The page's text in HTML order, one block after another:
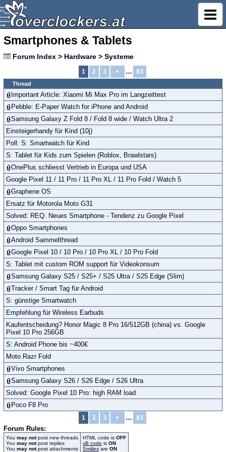
Smartphones & Tablets
Forum Index > Hardware > Systeme
1 2 3 … 83
Thread
Important Article: Xiaomi Mi Max Pro im Langzeittest
Pebble: E-Paper Watch for iPhone and Android
Samsung Galaxy Z Fold 8 / Fold 8 wide / Watch Ultra 2
Einsteigerhandy für Kind (10j)
Poll: S: Smartwatch für Kind
S: Tablet für Kids zum Spielen (Roblox, Brawlstars)
OnePlus schliesst Vertrieb in Europa und USA
Google Pixel 11 / 11 Pro / 11 Pro XL / 11 Pro Fold / Watch 5
Graphene OS
Ersatz für Motorola Moto G31
Solved: REQ: Neues Smartphone - Tendenz zu Google Pixel
Oppo Smartphones
Android Sammelthread
Google Pixel 10 / 10 Pro / 10 Pro XL / 10 Pro Fold
S: Tablet mit custom ROM support für Videokonsum
Samsung Galaxy S25 / S25+ / S25 Ultra / S25 Edge (Slim)
Tracker / Smart Tag für Android
S: günstige Smartwatch
Empfehlung für Wireless Earbuds
Kaufentscheidung? Honor Magic 8 Pro 16/512GB (china) vs. Google
Pixel 10 Pro 256GB
S: Android Phone bis ~400€
Moto Razr Fold
Vivo Smartphones
Samsung Galaxy S26 / S26 Edge / S26 Ultra
Solved: Google Pixel 10 Pro: high RAM load
Poco F8 Pro
1 2 3 … 83
Forum Rules:
You may notpost new threads
You may notpost replies
You may notpost attachments
HTML code is OFF
vB code is ON
Smilies are ON